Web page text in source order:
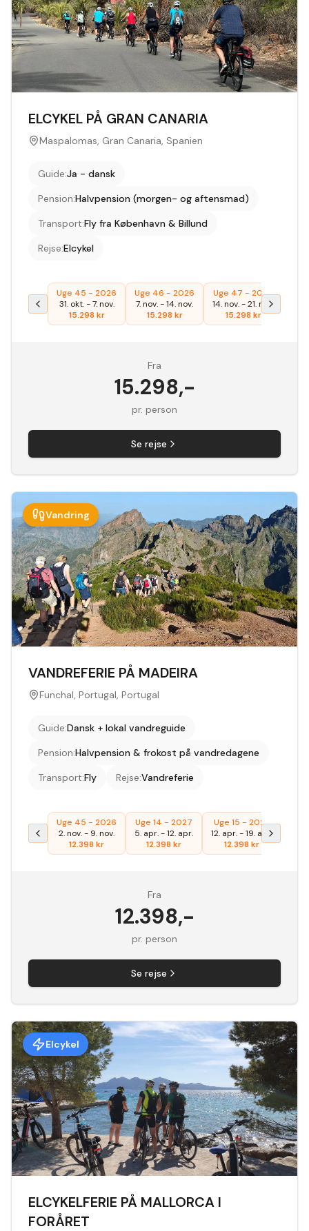
ELCYKEL PÅ GRAN CANARIA
Maspalomas, Gran Canaria, Spanien
Guide:Ja - dansk
Pension:Halvpension (morgen- og aftensmad)
Transport:Fly fra København & Billund
Rejse:Elcykel
Uge 45 - 2026
31. okt.-7. nov.
15.298 kr
Uge 46 - 2026
7. nov.-14. nov.
15.298 kr
Uge 47 - 2026
14. nov.-21. nov.
15.298 kr
Fra
15.298,-
pr. person
Se rejse
Vandring
VANDREFERIE PÅ MADEIRA
Funchal, Portugal, Portugal
Guide:Dansk + lokal vandreguide
Pension:Halvpension & frokost på vandredagene
Transport:Fly Rejse:Vandreferie
Uge 45 - 2026
2. nov.- 9. nov.
12.398 kr
Uge 14 - 2027
5. apr.-12. apr.
12.398 kr
Uge 15 - 2027
12. apr.-19. apr.
12.398 kr
Fra
12.398,-
pr. person
Se rejse
Elcykel
ELCYKELFERIE PÅ MALLORCA I
FORÅRET